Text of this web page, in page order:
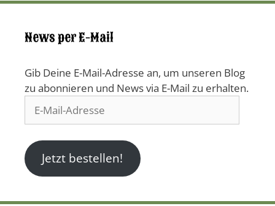
News per E-Mail
Gib Deine E-Mail-Adresse an, um unseren Blog
zu abonnieren und News via E-Mail zu erhalten.
Mail-
Jetzt bestellen!